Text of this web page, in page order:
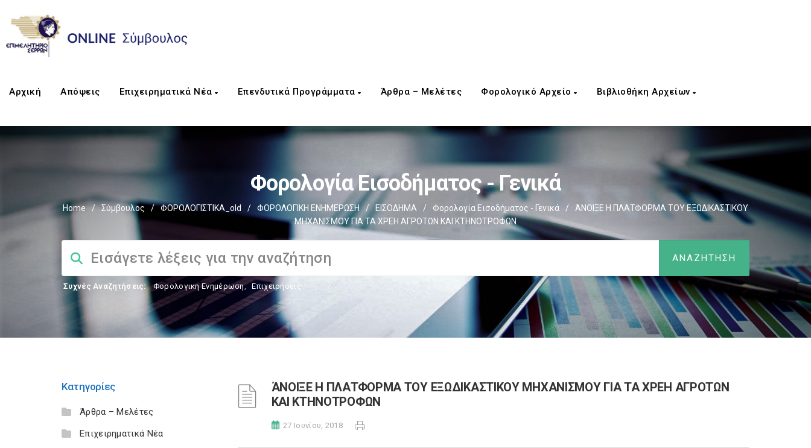
Αρχική Απόψεις Επιχειρηματικά Νέα Επενδυτικά Προγράμματα Άρθρα – Μελέτες Φορολογικό Αρχείο Βιβλιοθήκη Αρχείων
Φορολογία Εισοδήματος - Γενικά
Home / Σύμβουλος / ΦΟΡΟΛΟΓΙΣΤΙΚΑ_old / ΦΟΡΟΛΟΓΙΚΗ ΕΝΗΜΕΡΩΣΗ / ΕΙΣΟΔΗΜΑ / Φορολογία Εισοδήματος - Γενικά /
ΆΝΟΙΞΕ Η ΠΛΑΤΦΟΡΜΑ ΤΟΥ ΕΞΩΔΙΚΑΣΤΙΚΟΥ
ΜΗΧΑΝΙΣΜΟΥ ΓΙΑ ΤΑ ΧΡΕΗ ΑΓΡΟΤΩΝ ΚΑΙ ΚΤΗΝΟΤΡΟΦΩΝ
Συχνές Αναζητήσεις: Φορολογικη Ενημέρωση, Επιχειρήσεις
Κατηγορίες
Άρθρα – Μελέτες
Επιχειρηματικά Νέα
ΆΝΟΙΞΕ Η ΠΛΑΤΦΟΡΜΑ ΤΟΥ ΕΞΩΔΙΚΑΣΤΙΚΟΥ ΜΗΧΑΝΙΣΜΟΥ ΓΙΑ ΤΑ ΧΡΕΗ ΑΓΡΟΤΩΝ
ΚΑΙ ΚΤΗΝΟΤΡΟΦΩΝ
27 Ιουνίου, 2018